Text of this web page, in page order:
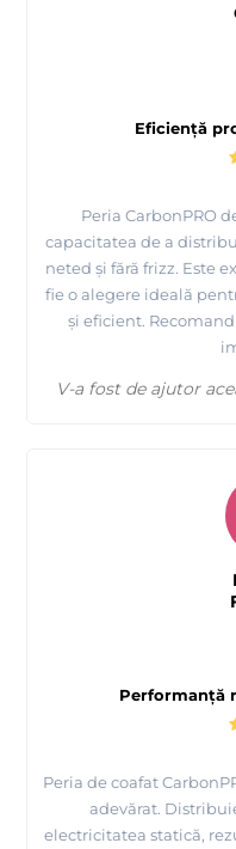
Eficiență
Peria CarbonPRO
capacitatea de a
neted și fără frizz. Este
fie o alegere ideală
și eficient.
V-a fost de ajutor
Performanță
Peria de coafat
adevărat.
electricitatea statică,